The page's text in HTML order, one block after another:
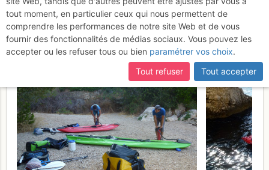
l'EAU.. XYGENE !
Lundi 10 juillet
2017
tout moment, en particulier ceux qui nous permettent de
comprendre les performances de notre site Web et de vous
fournir des fonctionnalités de médias sociaux. Vous pouvez les
accepter ou les refuser tous ou bien paramétrer vos choix.
Tout refuser
Tout accepter